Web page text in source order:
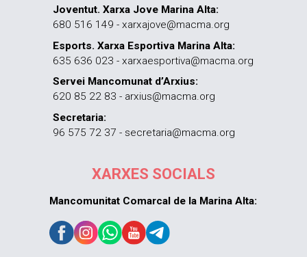
Joventut. Xarxa Jove Marina Alta:
680 516 149 - xarxajove@macma.org
Esports. Xarxa Esportiva Marina Alta:
635 636 023 - xarxaesportiva@macma.org
Servei Mancomunat d’Arxius:
620 85 22 83 - arxius@macma.org
Secretaria:
96 575 72 37 - secretaria@macma.org
XARXES SOCIALS
Mancomunitat Comarcal de la Marina Alta: